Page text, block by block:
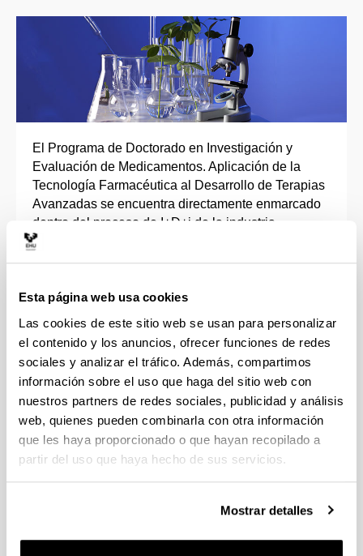
Esta página web usa cookies
Las cookies de este sitio web se usan para personalizar
el contenido y los anuncios, ofrecer funciones de redes
sociales y analizar el tráfico. Además, compartimos
información sobre el uso que haga del sitio web con
nuestros partners de redes sociales, publicidad y análisis
web, quienes pueden combinarla con otra información
que les haya proporcionado o que hayan recopilado a
partir del uso que haya hecho de sus servicios.
Mostrar detalles
El Programa de Doctorado en Investigación y
Evaluación de Medicamentos. Aplicación de la
Tecnología Farmacéutica al Desarrollo de Terapias
Avanzadas se encuentra directamente enmarcado
dentro del proceso de I+D+i de la industria
farmacéutica y biotecnológica.
tecnología farmacéutica, terapia génica y celular,
caracterización de biomateriales y especialmente
en el desarrollo de nuevos medicamentos de
liberación controlada y continua de fármacos,
péptidos, proteínas, ácidos nucleicos y células.
Por otra parte, se desarrollan proyectos vinculados
con la evaluación biofarmacéutica, farmacocinética
y farmacoterapéutica de medicamentos, la atención
farmacéutica y sobre la regulación de
medicamentos biotecnológicos.
farmacéutico y biotecnológico así como con